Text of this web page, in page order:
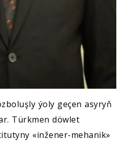
ýoly geçen asyryň
Türkmen döwlet
«inžener-mehanik»